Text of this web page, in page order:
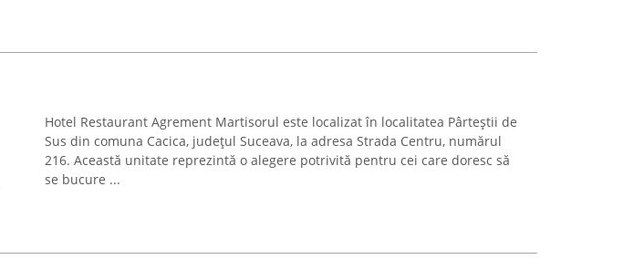
Hotel Restaurant Agrement Martisorul este localizat în localitatea Pârteștii de
Sus din comuna Cacica, județul Suceava, la adresa Strada Centru, numărul
216. Această unitate reprezintă o alegere potrivită pentru cei care doresc să
se bucure ...